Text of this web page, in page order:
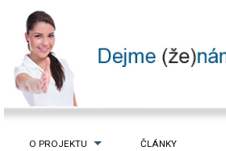
O PROJEKTU ČLÁNKY